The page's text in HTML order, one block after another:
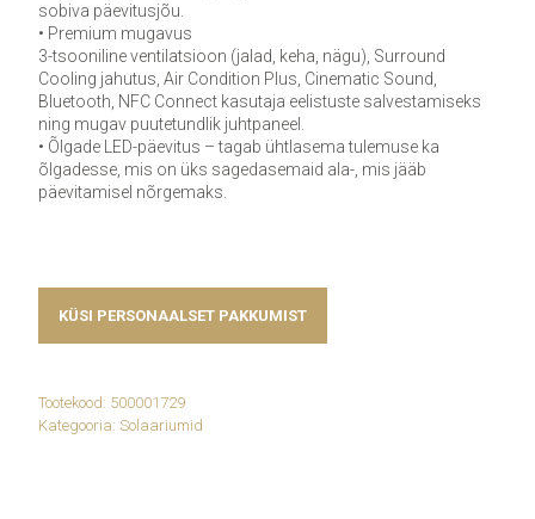
sobiva päevitusjõu.
• Premium mugavus
3-tsooniline ventilatsioon (jalad, keha, nägu), Surround
Cooling jahutus, Air Condition Plus, Cinematic Sound,
Bluetooth, NFC Connect kasutaja eelistuste salvestamiseks
ning mugav puutetundlik juhtpaneel.
• Õlgade LED-päevitus – tagab ühtlasema tulemuse ka
õlgadesse, mis on üks sagedasemaid ala-, mis jääb
päevitamisel nõrgemaks.
KÜSI PERSONAALSET PAKKUMIST
Tootekood: 500001729
Kategooria: Solaariumid